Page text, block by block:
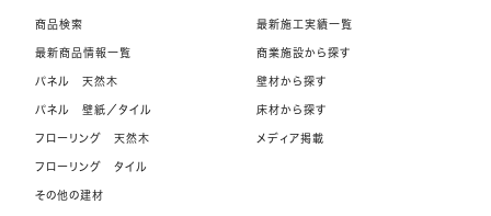
商品検索
最新商品情報一覧
パネル 天然木
パネル 壁紙／タイル
フローリング 天然木
フローリング タイル
その他の建材
最新施工実績一覧
商業施設から探す
壁材から探す
床材から探す
メディア掲載